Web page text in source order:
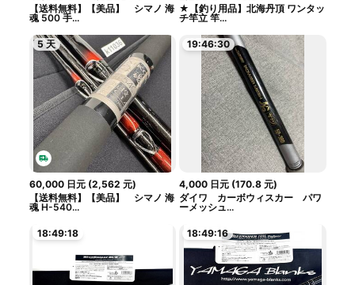
【送料無料】【美品】 シマノ 海
魂 500 手...
★【釣り用品】北海丹頂 ワンタッ
チ竿立 竿...
5 天
60,000 日元(2,562 元)
【送料無料】【美品】 シマノ 海
魂 H-540...
19:46:30
4,000 日元 (170.8 元)
ダイワ カーボウィスカー パワ
ーメッシュ...
18:49:18 18:49:16